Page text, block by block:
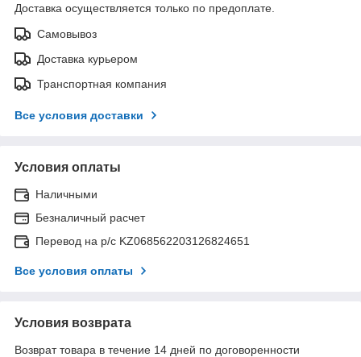
Доставка осуществляется только по предоплате.
Самовывоз
Доставка курьером
Транспортная компания
Все условия доставки
Условия оплаты
Наличными
Безналичный расчет
Перевод на р/с KZ068562203126824651
Все условия оплаты
Условия возврата
Возврат товара в течение 14 дней по договоренности